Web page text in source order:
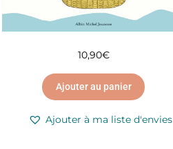
10,90€
Ajouter au panier
Ajouter à ma liste d'envies